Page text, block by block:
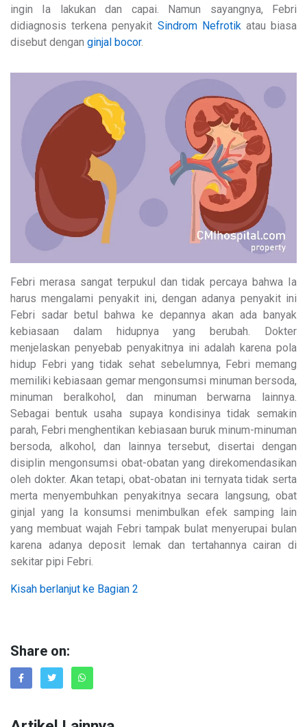
ingin Ia lakukan dan capai. Namun sayangnya, Febri
didiagnosis terkena penyakit Sindrom Nefrotik atau biasa
disebut dengan ginjal bocor.
Febri merasa sangat terpukul dan tidak percaya bahwa Ia
harus mengalami penyakit ini, dengan adanya penyakit ini
Febri sadar betul bahwa ke depannya akan ada banyak
kebiasaan dalam hidupnya yang berubah. Dokter
menjelaskan penyebab penyakitnya ini adalah karena pola
hidup Febri yang tidak sehat sebelumnya, Febri memang
memiliki kebiasaan gemar mengonsumsi minuman bersoda,
minuman beralkohol, dan minuman berwarna lainnya.
Sebagai bentuk usaha supaya kondisinya tidak semakin
parah, Febri menghentikan kebiasaan buruk minum-minuman
bersoda, alkohol, dan lainnya tersebut, disertai dengan
disiplin mengonsumsi obat-obatan yang direkomendasikan
oleh dokter. Akan tetapi, obat-obatan ini ternyata tidak serta
merta menyembuhkan penyakitnya secara langsung, obat
ginjal yang Ia konsumsi menimbulkan efek samping lain
yang membuat wajah Febri tampak bulat menyerupai bulan
karena adanya deposit lemak dan tertahannya cairan di
sekitar pipi Febri.
Kisah berlanjut ke Bagian 2
Share on: